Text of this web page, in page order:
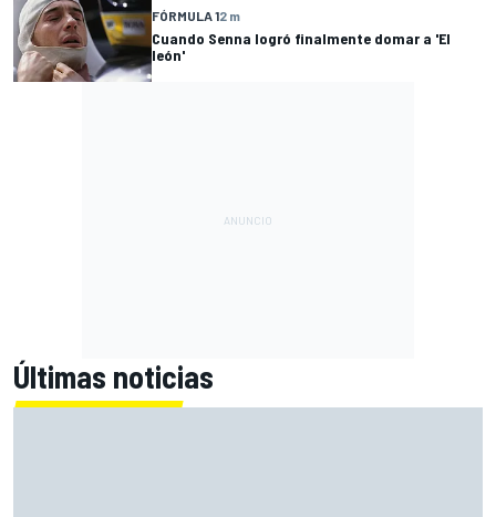
FÓRMULA 12 m
Cuando Senna logró finalmente domar a 'El
león'
Últimas noticias